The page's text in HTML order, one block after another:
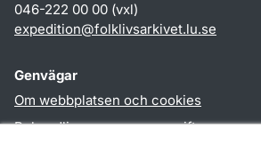
046-222 00 00 (vxl)
expedition@folklivsarkivet.lu.se
Genvägar
Om webbplatsen och cookies
Behandling av personuppgifter